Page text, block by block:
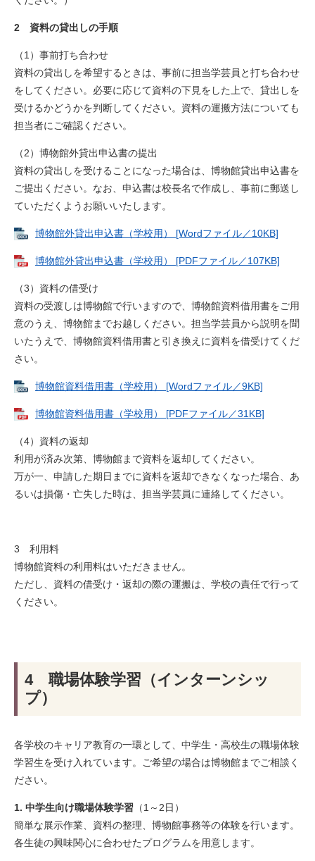
2 資料の貸出しの手順
（1）事前打ち合わせ
資料の貸出しを希望するときは、事前に担当学芸員と打ち合わせ
をしてください。必要に応じて資料の下見をした上で、貸出しを
受けるかどうかを判断してください。資料の運搬方法についても
担当者にご確認ください。
（2）博物館外貸出申込書の提出
資料の貸出しを受けることになった場合は、博物館貸出申込書を
ご提出ください。なお、申込書は校長名で作成し、事前に郵送し
ていただくようお願いいたします。
博物館外貸出申込書（学校用） [Wordファイル／10KB]
博物館外貸出申込書（学校用） [PDFファイル／107KB]
（3）資料の借受け
資料の受渡しは博物館で行いますので、博物館資料借用書をご用
意のうえ、博物館までお越しください。担当学芸員から説明を聞
いたうえで、博物館資料借用書と引き換えに資料を借受けてくだ
さい。
博物館資料借用書（学校用） [Wordファイル／9KB]
博物館資料借用書（学校用） [PDFファイル／31KB]
（4）資料の返却
利用が済み次第、博物館まで資料を返却してください。
万が一、申請した期日までに資料を返却できなくなった場合、あ
るいは損傷・亡失した時は、担当学芸員に連絡してください。
3 利用料
博物館資料の利用料はいただきません。
ただし、資料の借受け・返却の際の運搬は、学校の責任で行って
ください。
4 職場体験学習（インターンシッ
プ）
各学校のキャリア教育の一環として、中学生・高校生の職場体験
学習生を受け入れています。ご希望の場合は博物館までご相談く
ださい。
1. 中学生向け職場体験学習 （1～2日）
簡単な展示作業、資料の整理、博物館事務等の体験を行います。
各生徒の興味関心に合わせたプログラムを用意します。